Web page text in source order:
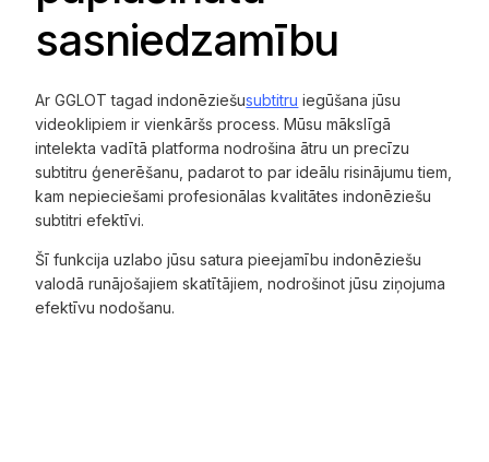
sasniedzamību
Ar GGLOT tagad indonēziešusubtitru iegūšana jūsu
videoklipiem ir vienkāršs process. Mūsu mākslīgā
intelekta vadītā platforma nodrošina ātru un precīzu
subtitru ģenerēšanu, padarot to par ideālu risinājumu tiem,
kam nepieciešami profesionālas kvalitātes indonēziešu
subtitri efektīvi.
Šī funkcija uzlabo jūsu satura pieejamību indonēziešu
valodā runājošajiem skatītājiem, nodrošinot jūsu ziņojuma
efektīvu nodošanu.